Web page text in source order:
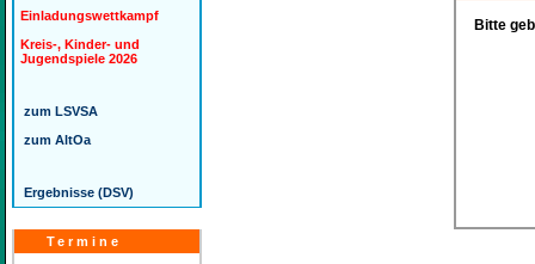
Einladungswettkampf
Kreis-, Kinder- und
Jugendspiele 2026
zum LSVSA
zum AltOa
Ergebnisse (DSV)
Termine
Bitte